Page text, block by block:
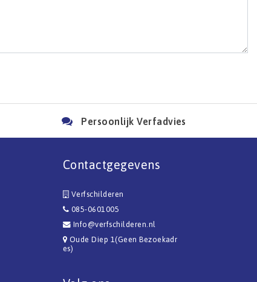
Persoonlijk Verfadvies
Contactgegevens
Verfschilderen
085-0601005
Info@verfschilderen.nl
Oude Diep 1(Geen Bezoekadr
es)